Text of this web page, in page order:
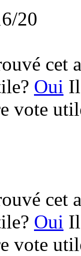
20
cet
Oui
vote
cet
Oui
vote